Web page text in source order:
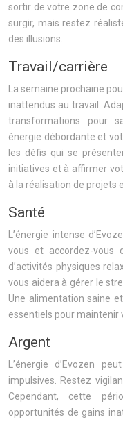
sortir de votre zone de
surgir, mais restez
des illusions.
Travail/carrière
La semaine prochaine
inattendus au travail.
transformations pour
énergie débordante et
les défis qui se
initiatives et à affirmer
à la réalisation de projets
Santé
L’énergie intense
vous et accordez-vous
d’activités physiques
vous aidera à gérer le
Une alimentation saine
essentiels pour maintenir
Argent
L’énergie d’Evozen
impulsives. Restez
Cependant, cette
opportunités de gains